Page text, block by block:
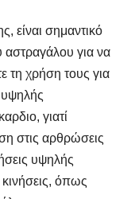
είναι σημαντικό
αστραγάλου για να
τη χρήση τους για
υψηλής
γιατί
στις αρθρώσεις
υψηλής
όπως